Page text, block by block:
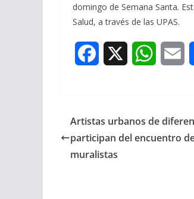
domingo de Semana Santa.
Salud, a través de las UPAS.
e
b
W
t
i
Artistas urbanos de
participan del encuentro
muralistas